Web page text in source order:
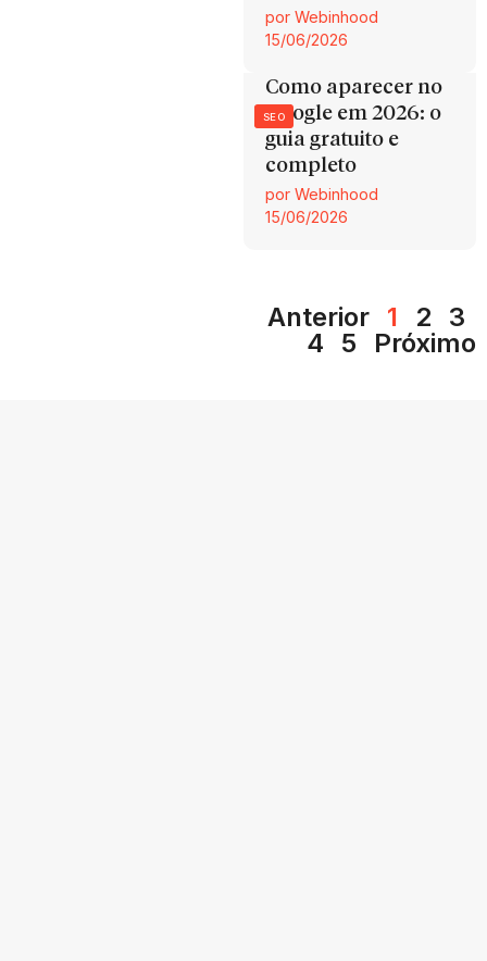
por Webinhood
15/06/2026
SEO
Como aparecer no
Google em 2026: o
guia gratuito e
completo
por Webinhood
15/06/2026
Anterior 1 2
3
4
5 Próximo